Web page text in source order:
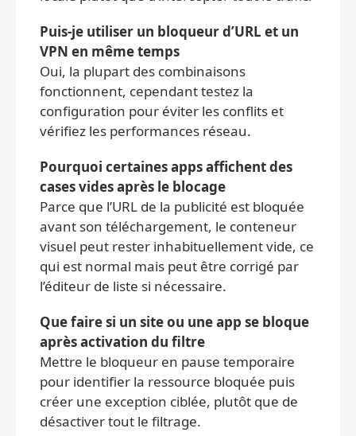
Puis‑je utiliser un bloqueur d’URL et un
VPN en même temps
Oui, la plupart des combinaisons
fonctionnent, cependant testez la
configuration pour éviter les conflits et
vérifiez les performances réseau.
Pourquoi certaines apps affichent des
cases vides après le blocage
Parce que l’URL de la publicité est bloquée
avant son téléchargement, le conteneur
visuel peut rester inhabituellement vide, ce
qui est normal mais peut être corrigé par
l’éditeur de liste si nécessaire.
Que faire si un site ou une app se bloque
après activation du filtre
Mettre le bloqueur en pause temporaire
pour identifier la ressource bloquée puis
créer une exception ciblée, plutôt que de
désactiver tout le filtrage.